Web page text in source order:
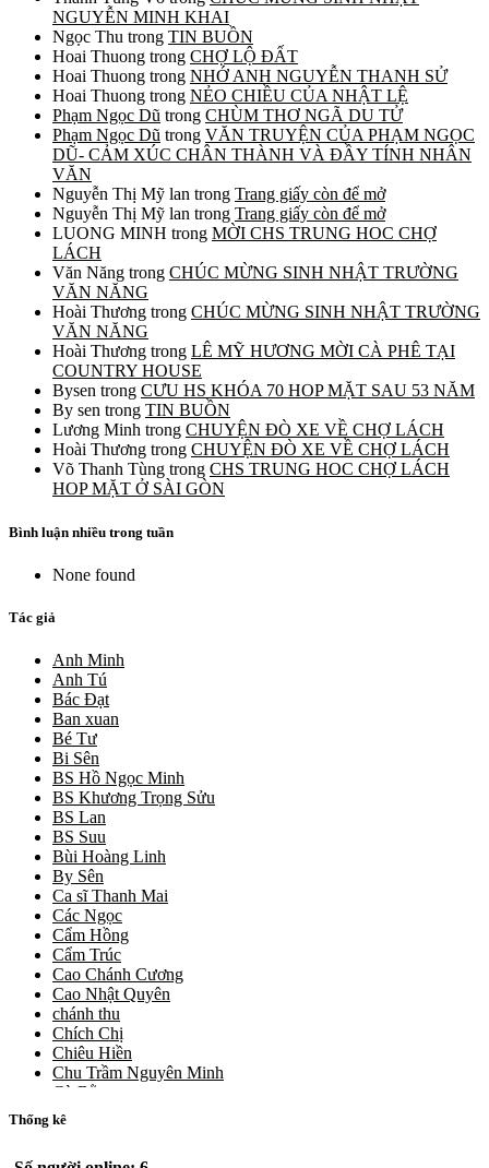
NGUYỄN MINH KHAI
Ngọc Thu trong TIN BUỒN
Hoai Thuong trong CHỢ LỘ ĐẤT
Hoai Thuong trong NHỚ ANH NGUYỄN THANH SỬ
Hoai Thuong trong NẺO CHIỀU CỦA NHẬT LỆ
Phạm Ngọc Dũ trong CHÙM THƠ NGÃ DU TỬ
Phạm Ngọc Dũ trong VĂN TRUYỆN CỦA PHẠM NGỌC
DŨ- CẢM XÚC CHÂN THÀNH VÀ ĐẦY TÍNH NHÂN
VĂN
Nguyễn Thị Mỹ lan trong Trang giấy còn để mở
Nguyễn Thị Mỹ lan trong Trang giấy còn để mở
LUONG MINH trong MỜI CHS TRUNG HOC CHỢ
LÁCH
Văn Năng trong CHÚC MỪNG SINH NHẬT TRƯỜNG
VĂN NĂNG
Hoài Thương trong CHÚC MỪNG SINH NHẬT TRƯỜNG
VĂN NĂNG
Hoài Thương trong LÊ MỸ HƯƠNG MỜI CÀ PHÊ TẠI
COUNTRY HOUSE
Bysen trong CƯU HS KHÓA 70 HOP MẶT SAU 53 NĂM
By sen trong TIN BUỒN
Lương Minh trong CHUYỆN ĐÒ XE VỀ CHỢ LÁCH
Hoài Thương trong CHUYỆN ĐÒ XE VỀ CHỢ LÁCH
Võ Thanh Tùng trong CHS TRUNG HOC CHỢ LÁCH
HOP MẶT Ở SÀI GÒN
Bình luận nhiều trong tuần
None found
Tác giả
Anh Minh
Anh Tú
Bác Đạt
Ban xuan
Bé Tư
Bi Sên
BS Hồ Ngọc Minh
BS Khương Trọng Sửu
BS Lan
BS Suu
Bùi Hoàng Linh
By Sên
Ca sĩ Thanh Mai
Các Ngọc
Cẩm Hồng
Cẩm Trúc
Cao Chánh Cương
Cao Nhật Quyên
chánh thu
Chích Chị
Chiêu Hiền
Chu Trầm Nguyên Minh
Cò Bằng
Cỏ may
Thống kê